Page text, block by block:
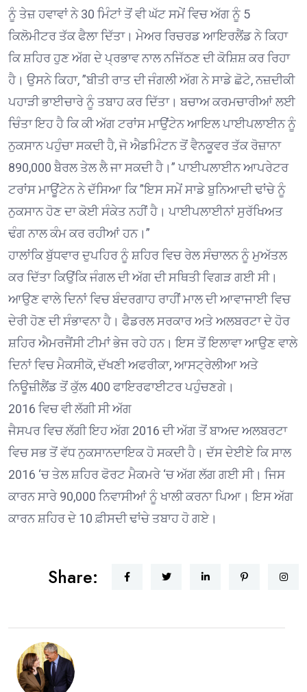
ਨੂੰ ਤੇਜ਼ ਹਵਾਵਾਂ ਨੇ 30 ਮਿੰਟਾਂ ਤੋਂ ਵੀ ਘੱਟ ਸਮੇਂ ਵਿਚ ਅੱਗ ਨੂੰ 5
ਕਿਲੋਮੀਟਰ ਤੱਕ ਫੈਲਾ ਦਿੱਤਾ। ਮੇਅਰ ਰਿਚਰਡ ਆਇਰਲੈਂਡ ਨੇ ਕਿਹਾ
ਕਿ ਸ਼ਹਿਰ ਹੁਣ ਅੱਗ ਦੇ ਪ੍ਰਭਾਵ ਨਾਲ ਨਜਿੱਠਣ ਦੀ ਕੋਸ਼ਿਸ਼ ਕਰ ਰਿਹਾ
ਹੈ। ਉਸਨੇ ਕਿਹਾ, ”ਬੀਤੀ ਰਾਤ ਦੀ ਜੰਗਲੀ ਅੱਗ ਨੇ ਸਾਡੇ ਛੋਟੇ, ਨਜ਼ਦੀਕੀ
ਪਹਾੜੀ ਭਾਈਚਾਰੇ ਨੂੰ ਤਬਾਹ ਕਰ ਦਿੱਤਾ। ਬਚਾਅ ਕਰਮਚਾਰੀਆਂ ਲਈ
ਚਿੰਤਾ ਇਹ ਹੈ ਕਿ ਕੀ ਅੱਗ ਟਰਾਂਸ ਮਾਉਂਟੇਨ ਆਇਲ ਪਾਈਪਲਾਈਨ ਨੂੰ
ਨੁਕਸਾਨ ਪਹੁੰਚਾ ਸਕਦੀ ਹੈ, ਜੋ ਐਡਮਿੰਟਨ ਤੋਂ ਵੈਨਕੂਵਰ ਤੱਕ ਰੋਜ਼ਾਨਾ
890,000 ਬੈਰਲ ਤੇਲ ਲੈ ਜਾ ਸਕਦੀ ਹੈ।” ਪਾਈਪਲਾਈਨ ਆਪਰੇਟਰ
ਟਰਾਂਸ ਮਾਊਂਟੇਨ ਨੇ ਦੱਸਿਆ ਕਿ ”ਇਸ ਸਮੇਂ ਸਾਡੇ ਬੁਨਿਆਦੀ ਢਾਂਚੇ ਨੂੰ
ਨੁਕਸਾਨ ਹੋਣ ਦਾ ਕੋਈ ਸੰਕੇਤ ਨਹੀਂ ਹੈ। ਪਾਈਪਲਾਈਨਾਂ ਸੁਰੱਖਿਅਤ
ਢੰਗ ਨਾਲ ਕੰਮ ਕਰ ਰਹੀਆਂ ਹਨ।”
ਹਾਲਾਂਕਿ ਬੁੱਧਵਾਰ ਦੁਪਹਿਰ ਨੂੰ ਸ਼ਹਿਰ ਵਿਚ ਰੇਲ ਸੰਚਾਲਨ ਨੂੰ ਮੁਅੱਤਲ
ਕਰ ਦਿੱਤਾ ਕਿਉਂਕਿ ਜੰਗਲ ਦੀ ਅੱਗ ਦੀ ਸਥਿਤੀ ਵਿਗੜ ਗਈ ਸੀ।
ਆਉਣ ਵਾਲੇ ਦਿਨਾਂ ਵਿਚ ਬੰਦਰਗਾਹ ਰਾਹੀਂ ਮਾਲ ਦੀ ਆਵਾਜਾਈ ਵਿਚ
ਦੇਰੀ ਹੋਣ ਦੀ ਸੰਭਾਵਨਾ ਹੈ। ਫੈਡਰਲ ਸਰਕਾਰ ਅਤੇ ਅਲਬਰਟਾ ਦੇ ਹੋਰ
ਸ਼ਹਿਰ ਐਮਰਜੈਂਸੀ ਟੀਮਾਂ ਭੇਜ ਰਹੇ ਹਨ। ਇਸ ਤੋਂ ਇਲਾਵਾ ਆਉਣ ਵਾਲੇ
ਦਿਨਾਂ ਵਿਚ ਮੈਕਸੀਕੋ, ਦੱਖਣੀ ਅਫਰੀਕਾ, ਆਸਟ੍ਰੇਲੀਆ ਅਤੇ
ਨਿਊਜ਼ੀਲੈਂਡ ਤੋਂ ਕੁੱਲ 400 ਫਾਇਰਫਾਈਟਰ ਪਹੁੰਚਣਗੇ।
2016 ਵਿਚ ਵੀ ਲੱਗੀ ਸੀ ਅੱਗ
ਜੈਸਪਰ ਵਿਚ ਲੱਗੀ ਇਹ ਅੱਗ 2016 ਦੀ ਅੱਗ ਤੋਂ ਬਾਅਦ ਅਲਬਰਟਾ
ਵਿਚ ਸਭ ਤੋਂ ਵੱਧ ਨੁਕਸਾਨਦਾਇਕ ਹੋ ਸਕਦੀ ਹੈ। ਦੱਸ ਦੇਈਏ ਕਿ ਸਾਲ
2016 ‘ਚ ਤੇਲ ਸ਼ਹਿਰ ਫੋਰਟ ਮੈਕਮਰੇ ‘ਚ ਅੱਗ ਲੱਗ ਗਈ ਸੀ। ਜਿਸ
ਕਾਰਨ ਸਾਰੇ 90,000 ਨਿਵਾਸੀਆਂ ਨੂੰ ਖਾਲੀ ਕਰਨਾ ਪਿਆ। ਇਸ ਅੱਗ
ਕਾਰਨ ਸ਼ਹਿਰ ਦੇ 10 ਫ਼ੀਸਦੀ ਢਾਂਚੇ ਤਬਾਹ ਹੋ ਗਏ।
Share: